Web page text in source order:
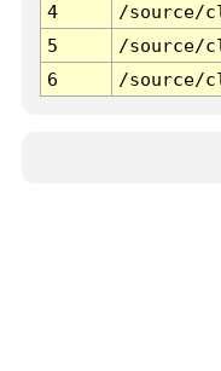
4
/source/
5
/source/
6
/source/